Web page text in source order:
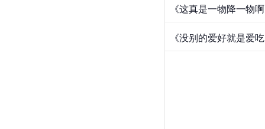
《这真是一物降一物
《没别的爱好就是爱